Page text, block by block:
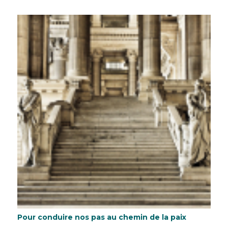
Pour conduire nos pas au chemin de la paix